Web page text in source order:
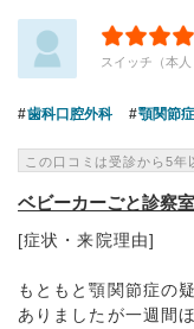
スイッチ（本
歯科口腔外科 顎関節症
この口コミは受診から5年
ベビーカーごと診察
[症状・来院理由]
もともと顎関節症の
ありましたが一週間